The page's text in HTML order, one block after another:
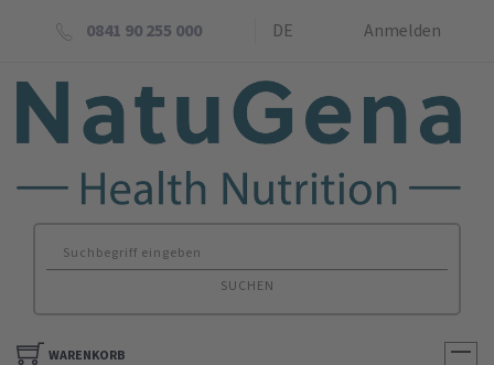
0841 90 255 000 DE Anmelden
SUCHEN
WARENKORB